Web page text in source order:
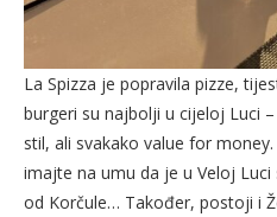
La Spizza je popravila pizze,
burgeri su najbolji u cijeloj Luci
stil, ali svakako value for
imajte na umu da je u Veloj
od Korčule… Također, postoji i